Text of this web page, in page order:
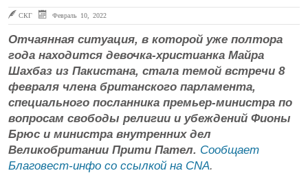
СКГ Февраль 10, 2022
Отчаянная ситуация, в которой уже полтора
года находится девочка-христианка Майра
Шахбаз из Пакистана, стала темой встречи 8
февраля члена британского парламента,
специального посланника премьер-министра по
вопросам свободы религии и убеждений Фионы
Брюс и министра внутренних дел
Великобритании Прити Пател. Сообщает
Благовест-инфо со ссылкой на CNA.